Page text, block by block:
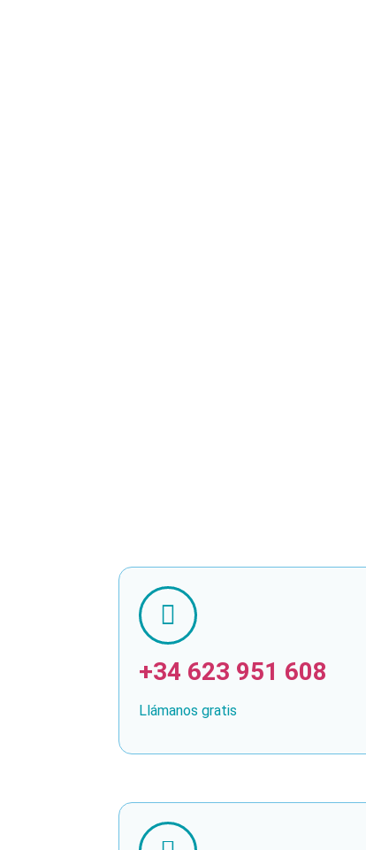
+34 623 951 608
Llámanos gratis